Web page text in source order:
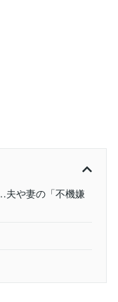
夫や妻の「不機嫌